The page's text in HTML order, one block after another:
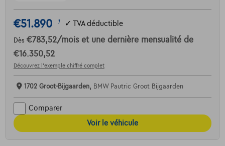
€51.890 1 ✓ TVA déductible
Dès €783,52/mois et une dernière mensualité de
€16.350,52
Découvrez l’exemple chiffré complet
1702 Groot-Bijgaarden, BMW Pautric Groot Bijgaarden
Comparer
Voir le véhicule